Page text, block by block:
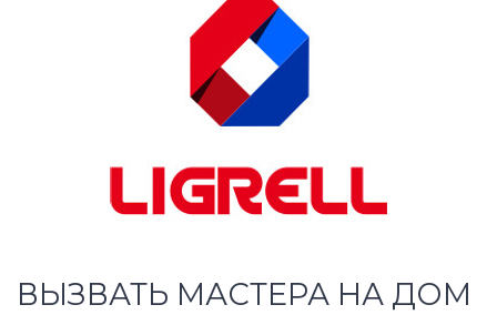
ВЫЗВАТЬ МАСТЕРА НА ДОМ